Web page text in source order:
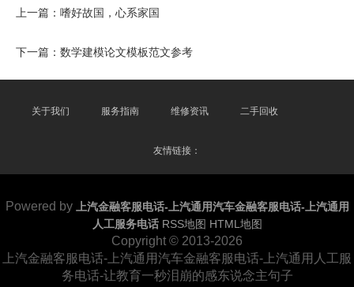
上一篇： 嗜好故国，心系家国
下一篇： 数学建模论文模板范文参考
关于我们 服务指南 维修资讯 二手回收
友情链接：
Powered by
上汽金融客服电话-上汽通用汽车金融客服电话-上汽通用
人工服务电话 RSS地图 HTML地图
Copyright © 2013-2026
上汽金融客服电话-上汽通用汽车金融客服电话-上汽通用人工服
务电话-让教育一秒泪崩的感东说念主句子